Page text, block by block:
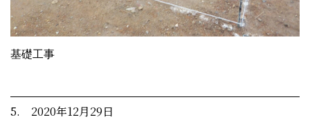
基礎工事
5. 2020年12月29日